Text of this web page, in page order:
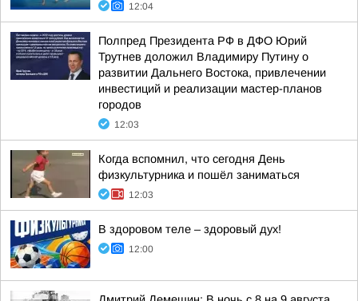
12:04
Полпред Президента РФ в ДФО Юрий
Трутнев доложил Владимиру Путину о
развитии Дальнего Востока, привлечении
инвестиций и реализации мастер-планов
городов
12:03
Когда вспомнил, что сегодня День
физкультурника и пошёл заниматься
12:03
В здоровом теле – здоровый дух!
12:00